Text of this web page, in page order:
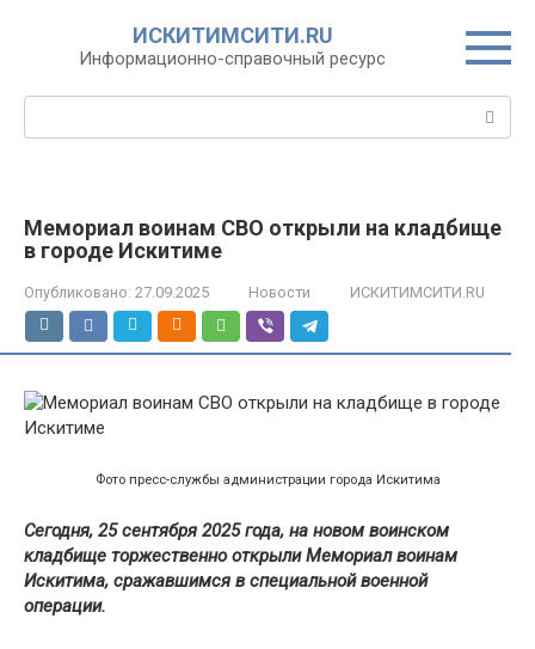
ИСКИТИМСИТИ.RU
Информационно-справочный ресурс
Мемориал воинам СВО открыли на кладбище
в городе Искитиме
Опубликовано: 27.09.2025 Новости ИСКИТИМСИТИ.RU
Фото пресс-службы администрации города Искитима
Сегодня, 25 сентября 2025 года, на новом воинском
кладбище торжественно открыли Мемориал воинам
Искитима, сражавшимся в специальной военной
операции.